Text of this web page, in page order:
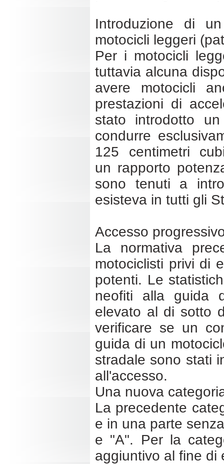
Introduzione di
motocicli leggeri
Per i motocicli
tuttavia alcuna
avere motocicli
prestazioni di
stato introdotto
condurre
125 centimetri
un rapporto
sono tenuti a
esisteva in tutti gli
Accesso
La normativa
motociclisti privi di
potenti. Le
neofiti alla guida
elevato al di sotto
verificare se un
guida di un
stradale sono stati
all'accesso.
Una nuova
La precedente
e in una parte
e "A". Per la
aggiuntivo al fine di